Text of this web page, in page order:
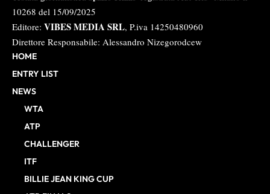
10268 del 15/09/2025
Editore: VIBES MEDIA SRL, P.iva 14250480960
Direttore Responsabile: Alessandro Nizegorodcew
HOME
ENTRY LIST
NEWS
WTA
ATP
CHALLENGER
ITF
BILLIE JEAN KING CUP